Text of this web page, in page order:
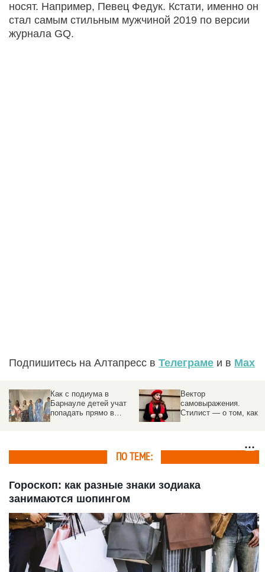
носят. Например, Певец Федук. Кстати, именно он
стал самым стильным мужчиной 2019 по версии
журнала GQ.
Подпишитесь на Алтапресс в Телеграме и в Max
Как с подиума в
Барнауле детей учат
попадать прямо в
Вектор
самовыражения.
Стилист — о том, как
звезда
ПО ТЕМЕ:
Гороскоп: как разные знаки зодиака
занимаются шопингом